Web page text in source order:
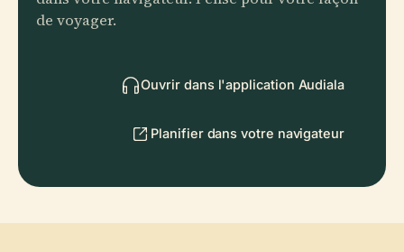
de voyager.
Ouvrir dans l'application Audiala
Planifier dans votre navigateur